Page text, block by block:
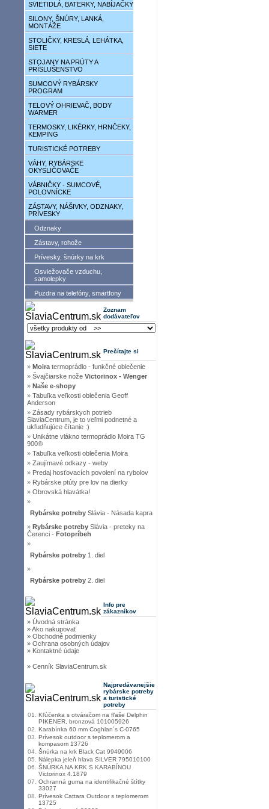
SVIETIDLÁ, BATERKY, NABÍJAČKY
SILONY, ŠNÚRY, LANKÁ,
MONTÁŽE
STOLIČKY, KRESLÁ, LEHÁTKA,
SIETE
STOJANY NA PRÚTY A
PRÍSLUŠENSTVO
SUMCOVÝ RYBÁRSKY
PROGRAM
TELOVÝ OHRIEVAČ, BODY
WARMER
TERMOSKY, LIKÉRKY, HRNČEKY,
KEMPING
TURISTICKÉ POTREBY
VÁHY, RYBÁRSKE
OKYSLIČOVAČE
VÁBNIČKY - SUMCOVÉ,
POLOVNÍCKE
ZÁSTAVY, NÁŠIVKY, ODZNAKY,
PRÍVESKY
Odznaky
Zástavy, rohože
Prívesky, šnúrky na krk
Osviežovače vzduchu,
samolepky
Puzdra na telefóny, smartfony
Zoznam
dodávateľov
Prečítajte si
» Moira termoprádlo - funkčné oblečenie
» Švajčiarske nože Victorinox - Wenger
» Naše e-shopy
» Tabuľka veľkosti oblečenia Geoff
Anderson
» Zásady rybárskych potrieb
SlaviaCentrum, je to veľmi podnetné a
ukľudňujúce čítanie :)
» Unikátne vlákno termoprádlo Moira TG
900®
» Tabuľka veľkosti oblečenia Moira
» Zaujímavé odkazy - weby
» Predaj hosťovacích povolení na rybolov
» Rybárske ptúty pre lov na dierky
» Obrovská hlavátka!
»
Rybárske potreby Slávia - Násada kapra
» Rybárske potreby Slávia - preteky na
Čerenci - Fotopríbeh
»
Rybárske potreby 1. diel
»
Rybárske potreby 2. diel
Info pre
zákazníkov
» Úvodná stránka
» Ako nakupovať
» Obchodné podmienky
» Ochrana osobných údajov
» Kontaktné údaje
» Cenník SlaviaCentrum.sk
Najpredávanejšie
rybárske potreby
a turistické
potreby
01.
Kľúčenka s otváračom na fľaše Delphin
PIKENER, bronzová 101005926
02.
Karabínka 60 mm Coghlan´s C-0765
03.
Prívesok outdoor s teplomerom a
kompasom 13726
04. Šnúrka na krk Black Cat 9949006
05.
Nálepka jeleň hlava SILVER 795010100
06.
ŠNÚRKA NA KRK S KARABÍNOU
Victorinox 4.1879
07.
Ochranná guma na identifikačné štítky
33027
08.
Prívesok Cattara Outdoor s teplomerom
13725